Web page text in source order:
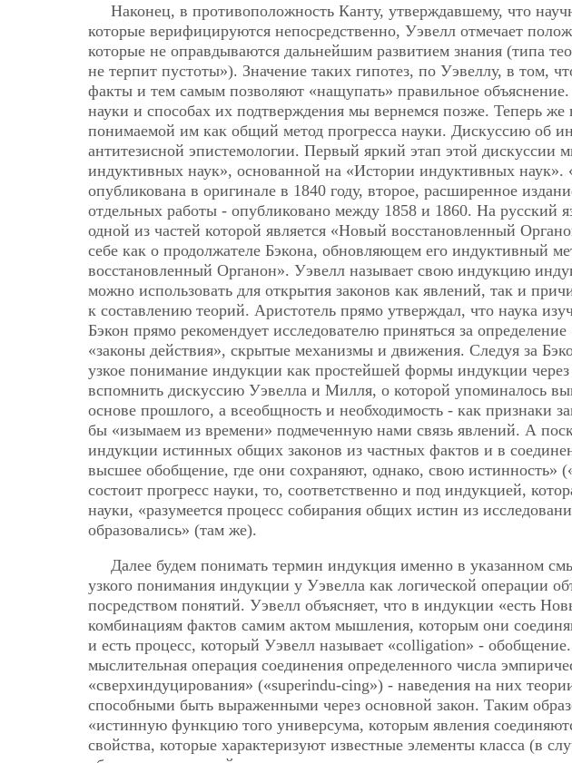
Наконец, в противоположность Канту, утверждавшему, что
которые верифицируются непосредственно, Уэвелл отмечает
которые не оправдываются дальнейшим развитием знания (типа
не терпит пустоты»). Значение таких гипотез, по Уэвеллу, в том,
факты и тем самым позволяют «нащупать» правильное
науки и способах их подтверждения мы вернемся позже. Теперь
понимаемой им как общий метод прогресса науки. Дискуссию об
антитезисной эпистемологии. Первый яркий этап этой
индуктивных наук», основанной на «Истории индуктивных
опубликована в оригинале в 1840 году, второе, расширенное
отдельных работы - опубликовано между 1858 и 1860. На русский
одной из частей которой является «Новый восстановленный
себе как о продолжателе Бэкона, обновляющем его индуктивный
восстановленный Органон». Уэвелл называет свою индукцию
можно использовать для открытия законов как явлений, так и
к составлению теорий. Аристотель прямо утверждал, что наука
Бэкон прямо рекомендует исследователю приняться за
«законы действия», скрытые механизмы и движения. Следуя за
узкое понимание индукции как простейшей формы индукции через
вспомнить дискуссию Уэвелла и Милля, о которой упоминалось
основе прошлого, а всеобщность и необходимость - как признаки
бы «изымаем из времени» подмеченную нами связь явлений. А
индукции истинных общих законов из частных фактов и в
высшее обобщение, где они сохраняют, однако, свою истинность»
состоит прогресс науки, то, соответственно и под индукцией,
науки, «разумеется процесс собирания общих истин из
образовались» (там же).
Далее будем понимать термин индукция именно в указанном
узкого понимания индукции у Уэвелла как логической операции
посредством понятий. Уэвелл объясняет, что в индукции «есть
комбинациям фактов самим актом мышления, которым они
и есть процесс, который Уэвелл называет «colligation» -
мыслительная операция соединения определенного числа
«сверхиндуцирования» («superindu-cing») - наведения на них
способными быть выраженными через основной закон. Таким
«истинную функцию того универсума, которым явления
свойства, которые характеризуют известные элементы класса (в